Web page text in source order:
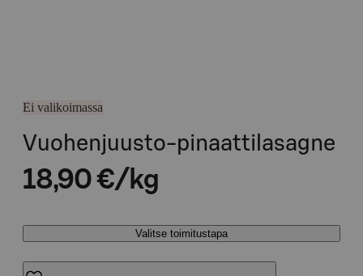
Ei valikoimassa
Vuohenjuusto-pinaattilasagne
18,90 €/kg
Valitse toimitustapa